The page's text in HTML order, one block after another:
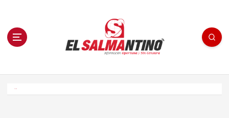
n El Salmantino - medios/noticias/editorial